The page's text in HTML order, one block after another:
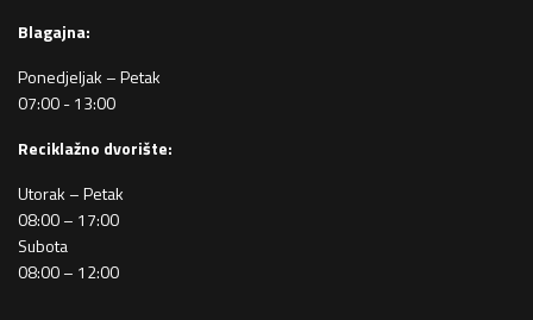
Blagajna:
Ponedjeljak – Petak
07:00 - 13:00
Reciklažno dvorište:
Utorak – Petak
08:00 – 17:00
Subota
08:00 – 12:00